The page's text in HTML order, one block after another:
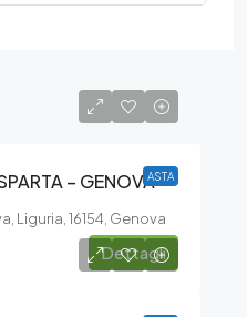
ASTA
– GENOVA
Liguria, 16154, Genova
Dettagli